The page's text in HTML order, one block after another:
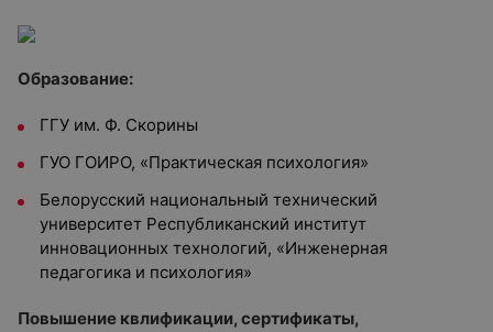
Образование:
ГГУ им. Ф. Скорины
ГУО ГОИРО, «Практическая психология»
Белорусский национальный технический
университет Республиканский институт
инновационных технологий, «Инженерная
педагогика и психология»
Повышение квлификации, сертификаты,